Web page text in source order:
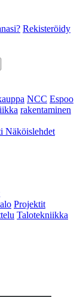
Rekisteröidy
NCC Espoo
rakentaminen
Näköislehdet
Projektit
Talotekniikka